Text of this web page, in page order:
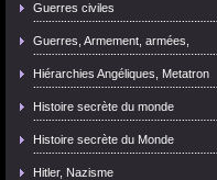
Guerres civiles
Guerres, Armement, armées,
Hiérarchies Angéliques, Metatron
Histoire secrète du monde
Histoire secrète du Monde
Hitler, Nazisme